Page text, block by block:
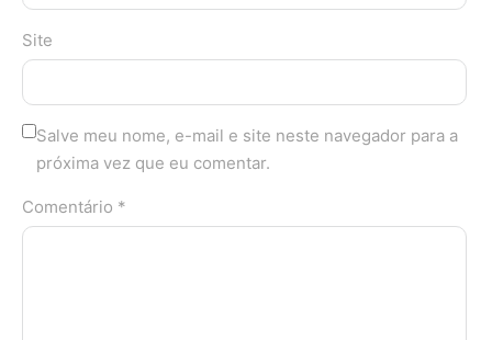
Site
Salve meu nome, e-mail e site neste navegador para a
próxima vez que eu comentar.
Comentário *